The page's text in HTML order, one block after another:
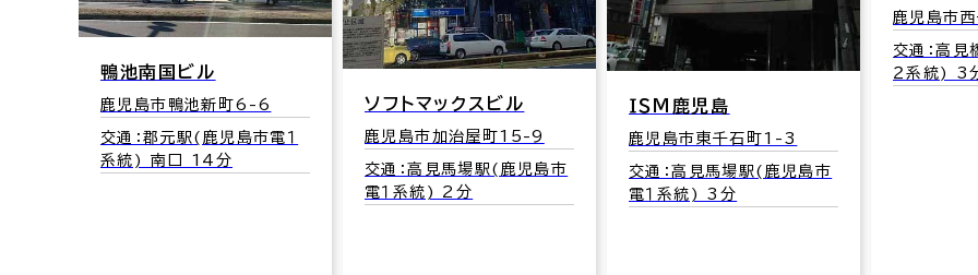
鴨池南国ビル
鹿児島市鴨池新町6-6
交通：郡元駅(鹿児島市電１
系統) 南口 14分
ソフトマックスビル
鹿児島市加治屋町15-9
交通：高見馬場駅(鹿児島市
電１系統) 2分
ＩＳＭ鹿児島
鹿児島市東千石町1-3
交通：高見馬場駅(鹿児島市
電１系統) 3分
鹿児島市
交通：高
２系統) 3